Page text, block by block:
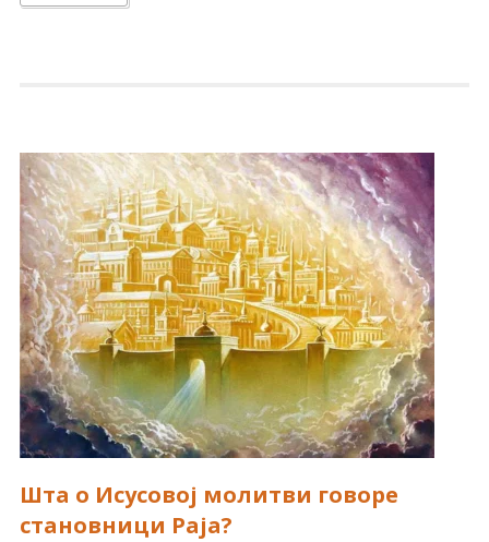
Шта о Исусовој молитви говоре
становници Раја?